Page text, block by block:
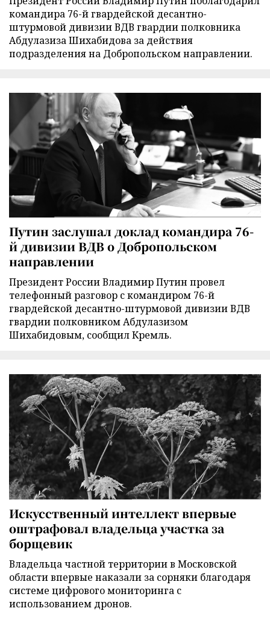
командира 76-й гвардейской десантно-
штурмовой дивизии ВДВ гвардии полковника
Абдулазиза Шихабидова за действия
подразделения на Добропольском направлении.
Путин заслушал доклад командира 76-
й дивизии ВДВ о Добропольском
направлении
Президент России Владимир Путин провел
телефонный разговор с командиром 76-й
гвардейской десантно-штурмовой дивизии ВДВ
гвардии полковником Абдулазизом
Шихабидовым, сообщил Кремль.
Искусственный интеллект впервые
оштрафовал владельца участка за
борщевик
Владельца частной территории в Московской
области впервые наказали за сорняки благодаря
системе цифрового мониторинга с
использованием дронов.